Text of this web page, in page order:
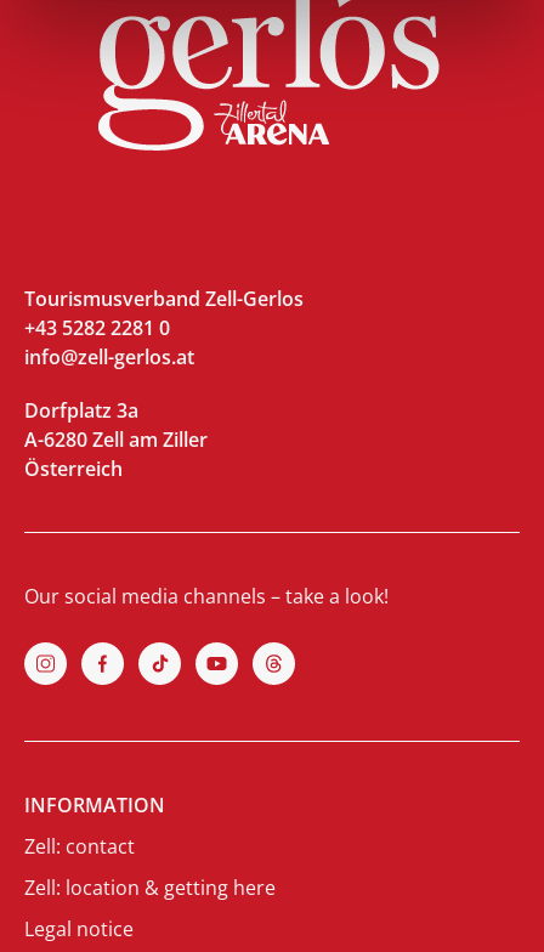
Tourismusverband Zell-Gerlos
+43 5282 2281 0
info@zell-gerlos.at
Dorfplatz 3a
A-6280 Zell am Ziller
Österreich
Our social media channels – take a look!
INFORMATION
Zell: contact
Zell: location & getting here
Legal notice